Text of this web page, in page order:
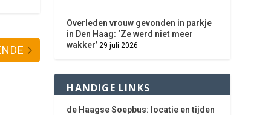
Overleden vrouw gevonden in parkje
in Den Haag: ‘Ze werd niet meer
wakker’ 29 juli 2026
HANDIGE LINKS
de Haagse Soepbus: locatie en tijden